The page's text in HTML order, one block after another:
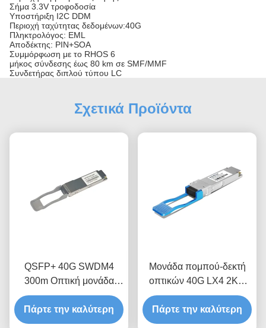
Σήμα 3.3V τροφοδοσία
Υποστήριξη I2C DDM
Περιοχή ταχύτητας δεδομένων:40G
Πληκτρολόγος: EML
Αποδέκτης: PIN+SOA
Συμμόρφωση με το RHOS 6
μήκος σύνδεσης έως 80 km σε SMF/MMF
Συνδετήρας διπλού τύπου LC
Σχετικά Προϊόντα
QSFP+ 40G SWDM4
300m Οπτική μονάδα
δέκτη
Πάρτε την καλύτερη
Μονάδα πομπού-δεκτή
οπτικών 40G LX4 2Km
QSFP+
Πάρτε την καλύτερη